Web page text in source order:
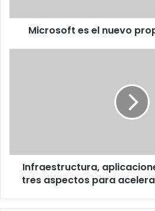
Microsoft es el nuevo
el
impacto
móvil
Infraestructura,
tres aspectos para